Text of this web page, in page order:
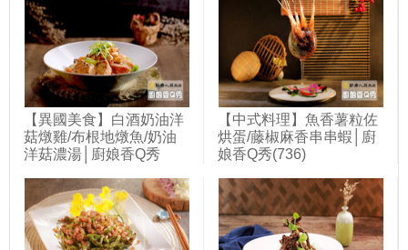
【異國美食】白酒奶油洋
菇燉雞/布根地燉魚/奶油
洋菇濃湯│廚娘香Q秀
【中式料理】魚香薯粒佐
烘蛋/藤椒麻香串串蝦│廚
娘香Q秀(736)